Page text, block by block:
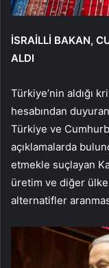
İSRAİLLİ BAKAN,
ALDI
Türkiye’nin aldığı
hesabından
Türkiye ve
açıklamalarda
etmekle suçlayan
üretim ve diğer
alternatifler